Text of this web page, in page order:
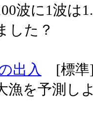
波に1波は
した？
出入
[標準
漁を予測し